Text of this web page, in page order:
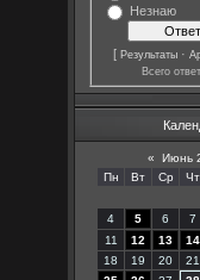
Незнаю
[Результаты ·
Всего
« Июнь
Пн
Вт Ср Чт
4
5 6 7
11
12 13 14
18
19 20 21